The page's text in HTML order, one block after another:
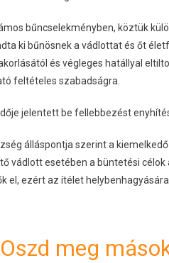
bűncselekményben, köztük
ki bűnösnek a vádlottat és őt
és végleges hatállyal
feltételes szabadságra.
jelentett be fellebbezést
álláspontja szerint a
vádlott esetében a büntetési
el, ezért az ítélet
meg